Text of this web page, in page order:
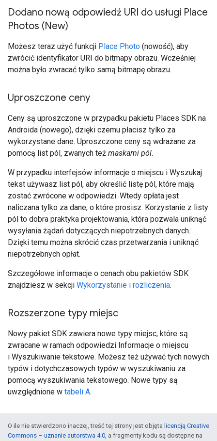
Dodano nową odpowiedź URI do usługi Place
Photos (New)
Możesz teraz użyć funkcji Place Photo (nowość), aby
zwrócić identyfikator URI do bitmapy obrazu. Wcześniej
można było zwracać tylko samą bitmapę obrazu.
Uproszczone ceny
Ceny są uproszczone w przypadku pakietu Places SDK na
Androida (nowego), dzięki czemu płacisz tylko za
wykorzystane dane. Uproszczone ceny są wdrażane za
pomocą list pól, zwanych też maskami pól.
W przypadku interfejsów informacje o miejscu i Wyszukaj
tekst używasz list pól, aby określić listę pól, które mają
zostać zwrócone w odpowiedzi. Wtedy opłata jest
naliczana tylko za dane, o które prosisz. Korzystanie z listy
pól to dobra praktyka projektowania, która pozwala uniknąć
wysyłania żądań dotyczących niepotrzebnych danych.
Dzięki temu można skrócić czas przetwarzania i uniknąć
niepotrzebnych opłat.
Szczegółowe informacje o cenach obu pakietów SDK
znajdziesz w sekcji Wykorzystanie i rozliczenia.
Rozszerzone typy miejsc
Nowy pakiet SDK zawiera nowe typy miejsc, które są
zwracane w ramach odpowiedzi Informacje o miejscu
i Wyszukiwanie tekstowe. Możesz też używać tych nowych
typów i dotychczasowych typów w wyszukiwaniu za
pomocą wyszukiwania tekstowego. Nowe typy są
uwzględnione w tabeli A.
O ile nie stwierdzono inaczej, treść tej strony jest objęta licencją Creative
Commons – uznanie autorstwa 4.0, a fragmenty kodu są dostępne na